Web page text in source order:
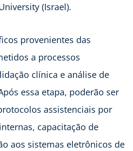
(Israel).
provenientes das
a processos
clínica e análise de
essa etapa, poderão ser
assistenciais por
capacitação de
aos sistemas eletrônicos de